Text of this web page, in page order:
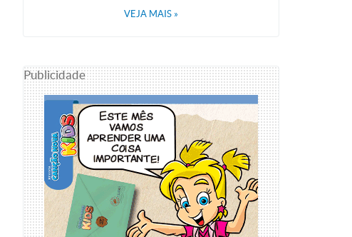
VEJA MAIS »
Publicidade